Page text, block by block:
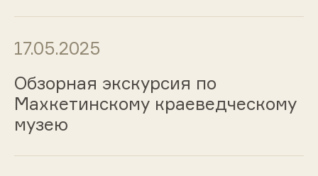
17.05.2025
Обзорная экскурсия по
Махкетинскому краеведческому
музею